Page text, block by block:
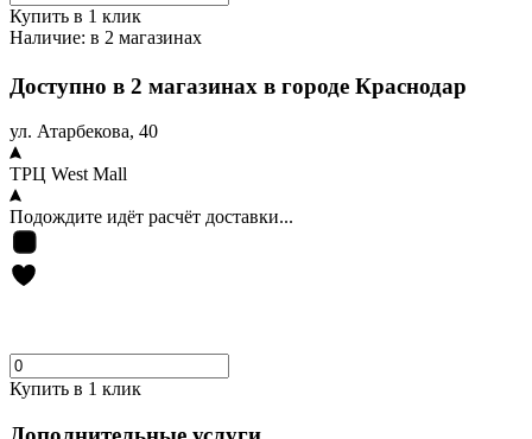
Купить в 1 клик
Наличие: в 2 магазинах
Доступно в 2 магазинах в городе Краснодар
ул. Атарбекова, 40
ТРЦ West Mall
Подождите идёт расчёт доставки...
Купить в 1 клик